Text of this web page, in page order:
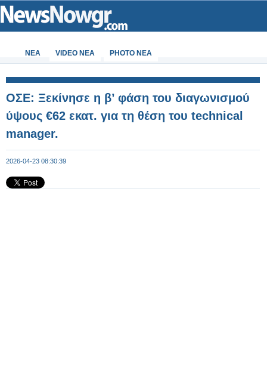
ΝΕΑ VIDEO NEA PHOTO NEA
ΟΣΕ: Ξεκίνησε η β’ φάση του διαγωνισμού
ύψους €62 εκατ. για τη θέση του technical
manager.
2026-04-23 08:30:39